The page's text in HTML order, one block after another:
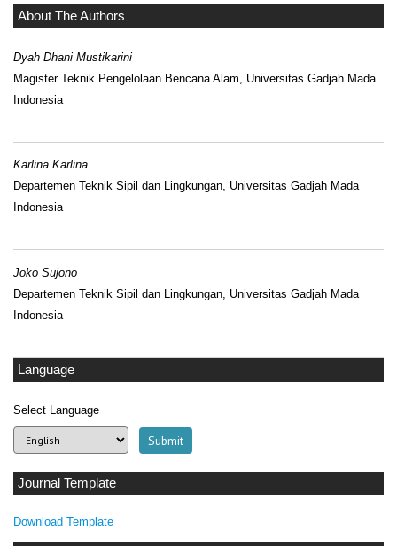
Language
Select Language
Journal Template
Download Template
About The Authors
Dyah Dhani Mustikarini
Magister Teknik Pengelolaan Bencana Alam, Universitas Gadjah Mada
Indonesia
Karlina Karlina
Departemen Teknik Sipil dan Lingkungan, Universitas Gadjah Mada
Indonesia
Joko Sujono
Departemen Teknik Sipil dan Lingkungan, Universitas Gadjah Mada
Indonesia